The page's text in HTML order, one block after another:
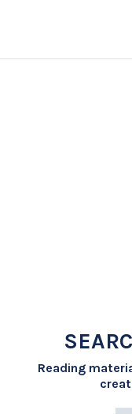
Reading